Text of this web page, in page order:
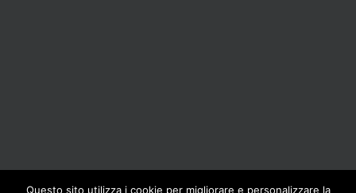
Questo sito utilizza i cookie per migliorare e personalizzare la